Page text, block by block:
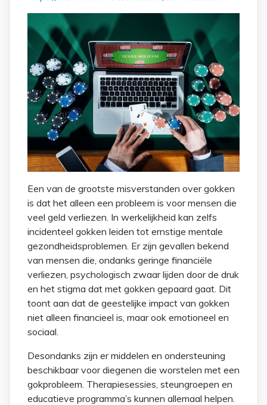
Een van de grootste misverstanden over gokken
is dat het alleen een probleem is voor mensen die
veel geld verliezen. In werkelijkheid kan zelfs
incidenteel gokken leiden tot ernstige mentale
gezondheidsproblemen. Er zijn gevallen bekend
van mensen die, ondanks geringe financiële
verliezen, psychologisch zwaar lijden door de druk
en het stigma dat met gokken gepaard gaat. Dit
toont aan dat de geestelijke impact van gokken
niet alleen financieel is, maar ook emotioneel en
sociaal.
Desondanks zijn er middelen en ondersteuning
beschikbaar voor diegenen die worstelen met een
gokprobleem. Therapiesessies, steungroepen en
educatieve programma’s kunnen allemaal helpen.